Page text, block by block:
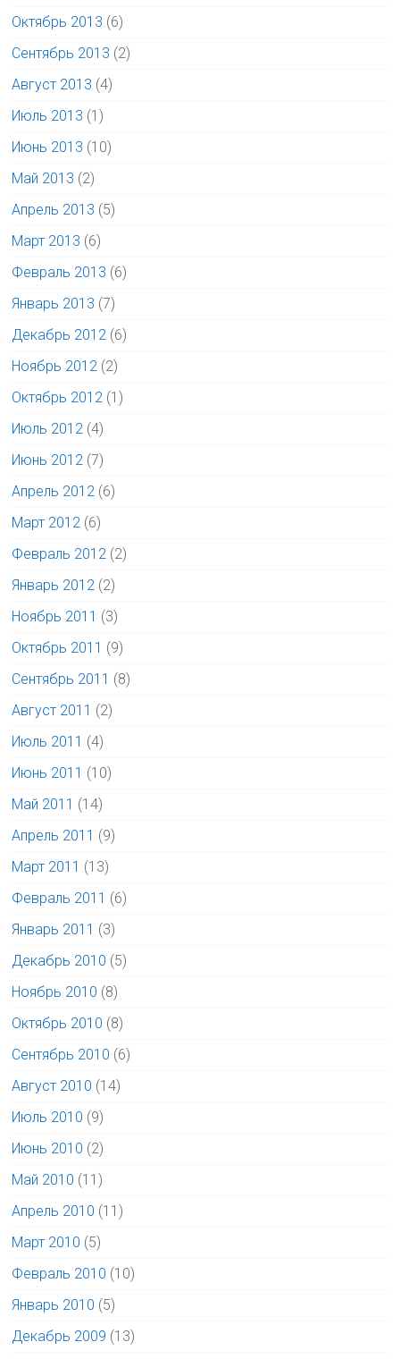
Октябрь 2013 (6)
Сентябрь 2013 (2)
Август 2013 (4)
Июль 2013 (1)
Июнь 2013 (10)
Май 2013 (2)
Апрель 2013 (5)
Март 2013 (6)
Февраль 2013 (6)
Январь 2013 (7)
Декабрь 2012 (6)
Ноябрь 2012 (2)
Октябрь 2012 (1)
Июль 2012 (4)
Июнь 2012 (7)
Апрель 2012 (6)
Март 2012 (6)
Февраль 2012 (2)
Январь 2012 (2)
Ноябрь 2011 (3)
Октябрь 2011 (9)
Сентябрь 2011 (8)
Август 2011 (2)
Июль 2011 (4)
Июнь 2011 (10)
Май 2011 (14)
Апрель 2011 (9)
Март 2011 (13)
Февраль 2011 (6)
Январь 2011 (3)
Декабрь 2010 (5)
Ноябрь 2010 (8)
Октябрь 2010 (8)
Сентябрь 2010 (6)
Август 2010 (14)
Июль 2010 (9)
Июнь 2010 (2)
Май 2010 (11)
Апрель 2010 (11)
Март 2010 (5)
Февраль 2010 (10)
Январь 2010 (5)
Декабрь 2009 (13)